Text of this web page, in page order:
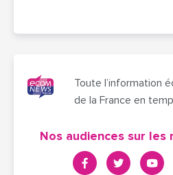
Toute l’information
de la France en
Nos audiences sur les